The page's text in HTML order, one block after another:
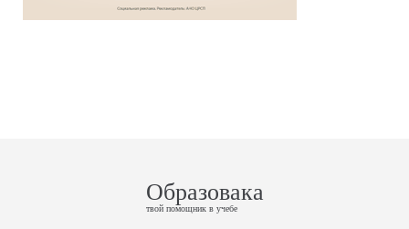
Образовака
твой помощник в учебе